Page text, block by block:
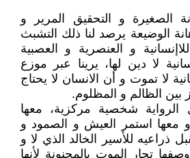
الصغيرة و التحقيق المرير و
الوضيعة يرصد لنا ذلك التشبث
و العنصرية و العصبية
لا دين لها، يرينا عبر موزع
لا تموت و أن الانسان لا يحتاج
بين الظالم و المظلوم.
الرواية شخصية مركزية، معها
معها استمر العيش و الصمود و
ذراعيه للأسير الخالد الذي لا و
تجار الموت بالمجنونة لأنها